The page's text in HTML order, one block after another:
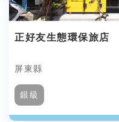
正好友生態環保旅店
屏東縣
銀級